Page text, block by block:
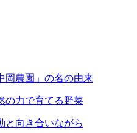
岡農園」の名の由来
の力で育てる野菜
と向き合いながら